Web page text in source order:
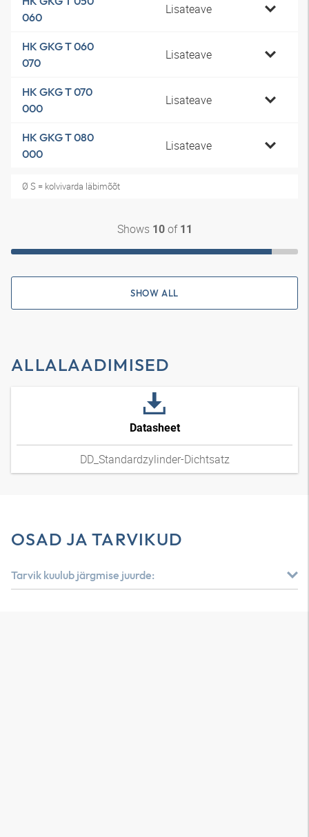
060
Lisateave
HK GKG T 060
070
Lisateave
HK GKG T 070
000
Lisateave
HK GKG T 080
000
Lisateave
Ø S = kolvivarda läbimõõt
Shows 10of 11
SHOW ALL
ALLALAADIMISED
Datasheet
DD_Standardzylinder-Dichtsatz
OSAD JA TARVIKUD
Tarvik kuulub järgmise juurde: